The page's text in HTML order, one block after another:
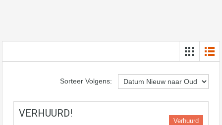
Sorteer Volgens:
VERHUURD!
Verhuurd